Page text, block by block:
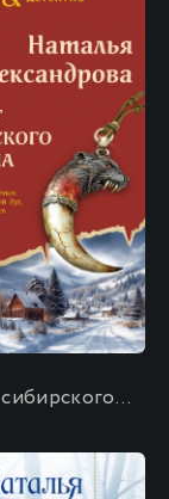
Амулет сибирского шамана